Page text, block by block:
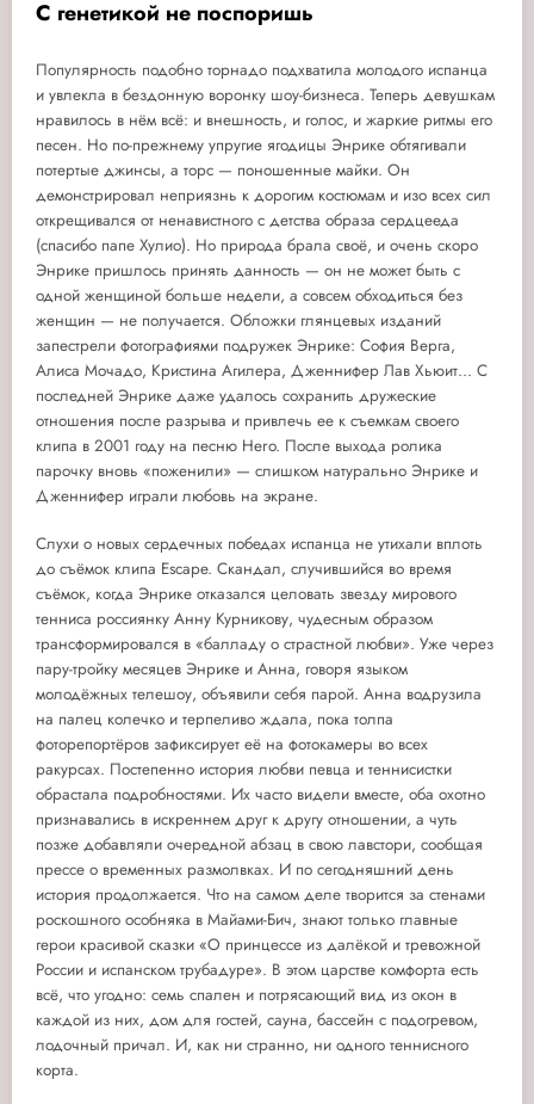
С генетикой не поспоришь
Популярность подобно торнадо подхватила молодого испанца
и увлекла в бездонную воронку шоу-бизнеса. Теперь девушкам
нравилось в нём всё: и внешность, и голос, и жаркие ритмы его
песен. Но по-прежнему упругие ягодицы Энрике обтягивали
потертые джинсы, а торс — поношенные майки. Он
демонстрировал неприязнь к дорогим костюмам и изо всех сил
открещивался от ненавистного с детства образа сердцееда
(спасибо папе Хулио). Но природа брала своё, и очень скоро
Энрике пришлось принять данность — он не может быть с
одной женщиной больше недели, а совсем обходиться без
женщин — не получается. Обложки глянцевых изданий
запестрели фотографиями подружек Энрике: София Верга,
Алиса Мочадо, Кристина Агилера, Дженнифер Лав Хьюит... С
последней Энрике даже удалось сохранить дружеские
отношения после разрыва и привлечь ее к съемкам своего
клипа в 2001 году на песню Hero. После выхода ролика
парочку вновь «поженили» — слишком натурально Энрике и
Дженнифер играли любовь на экране.
Слухи о новых сердечных победах испанца не утихали вплоть
до съёмок клипа Escape. Скандал, случившийся во время
съёмок, когда Энрике отказался целовать звезду мирового
тенниса россиянку Анну Курникову, чудесным образом
трансформировался в «балладу о страстной любви». Уже через
пару-тройку месяцев Энрике и Анна, говоря языком
молодёжных телешоу, объявили себя парой. Анна водрузила
на палец колечко и терпеливо ждала, пока толпа
фоторепортёров зафиксирует её на фотокамеры во всех
ракурсах. Постепенно история любви певца и теннисистки
обрастала подробностями. Их часто видели вместе, оба охотно
признавались в искреннем друг к другу отношении, а чуть
позже добавляли очередной абзац в свою лавстори, сообщая
прессе о временных размолвках. И по сегодняшний день
история продолжается. Что на самом деле творится за стенами
роскошного особняка в Майами-Бич, знают только главные
герои красивой сказки «О принцессе из далёкой и тревожной
России и испанском трубадуре». В этом царстве комфорта есть
всё, что угодно: семь спален и потрясающий вид из окон в
каждой из них, дом для гостей, сауна, бассейн с подогревом,
лодочный причал. И, как ни странно, ни одного теннисного
корта.